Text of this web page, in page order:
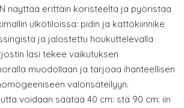
näyttää erittäin koristeelta ja pyöristää
ulkotiloissa: pidin ja kattokiinnike
ja jalostettu houkuttelevalla
lasi tekee vaikutuksen
muodollaan ja tarjoaa ihanteellisen
valonsäteilyyn.
voidaan säätää 40 cm: stä 90 cm: iin